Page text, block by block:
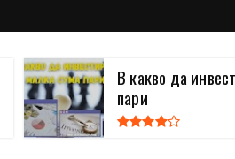
В какво да
пари